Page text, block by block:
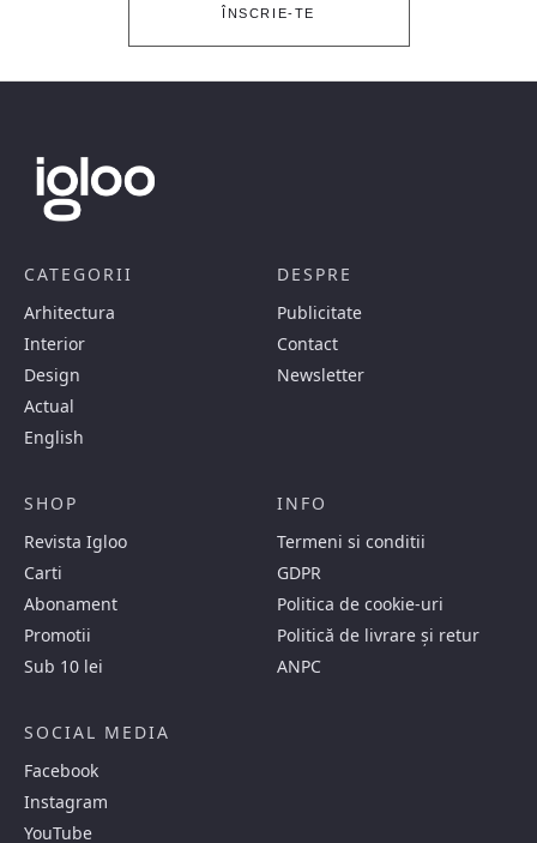
ÎNSCRIE-TE
CATEGORII
Arhitectura
Interior
Design
Actual
English
DESPRE
Publicitate
Contact
Newsletter
SHOP
Revista Igloo
Carti
Abonament
Promotii
Sub 10 lei
INFO
Termeni si conditii
GDPR
Politica de cookie-uri
Politică de livrare și retur
ANPC
SOCIAL MEDIA
Facebook
Instagram
YouTube